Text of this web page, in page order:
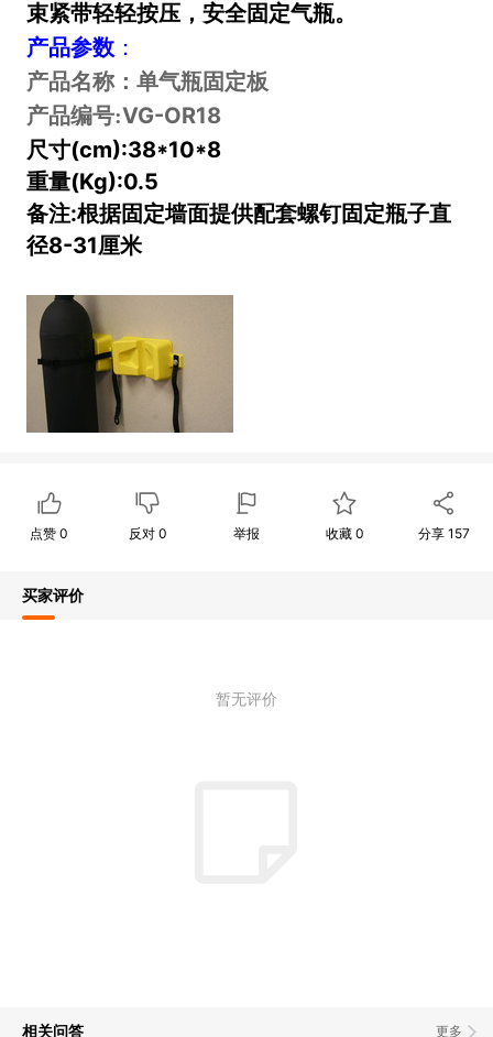
束紧带轻轻按压，安全固定气瓶。
产品参数 ：
产品名称：单气瓶固定板
产品编号:VG-OR18
尺寸(cm):38*10*8
重量(Kg):0.5
备注:根据固定墙面提供配套螺钉固定瓶子直
径8-31厘米
点赞0 反对 0 举报 收藏0 分享 157
买家评价
暂无评价
更多
相关问答